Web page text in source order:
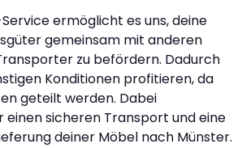
ermöglicht es uns, deine
gemeinsam mit anderen
zu befördern. Dadurch
Konditionen profitieren, da
geteilt werden. Dabei
einen sicheren Transport und eine
deiner Möbel nach Münster.